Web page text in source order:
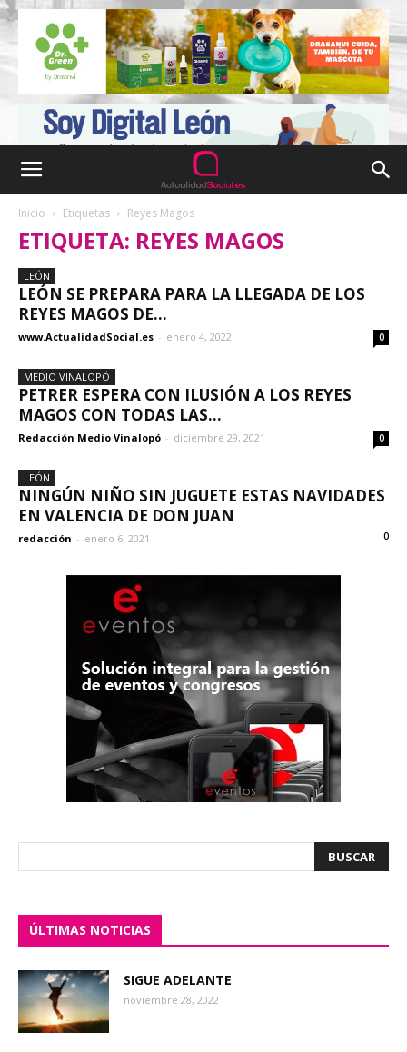
Inicio Etiquetas Reyes Magos
ETIQUETA: REYES MAGOS
LEÓN
LEÓN SE PREPARA PARA LA LLEGADA DE LOS
REYES MAGOS DE...
www.ActualidadSocial.es - enero 4, 2022 0
MEDIO VINALOPÓ
PETRER ESPERA CON ILUSIÓN A LOS REYES
MAGOS CON TODAS LAS...
Redacción Medio Vinalopó - diciembre 29, 2021 0
LEÓN
NINGÚN NIÑO SIN JUGUETE ESTAS NAVIDADES
EN VALENCIA DE DON JUAN
redacción - enero 6, 2021 0
ÚLTIMAS NOTICIAS
SIGUE ADELANTE
noviembre 28, 2022